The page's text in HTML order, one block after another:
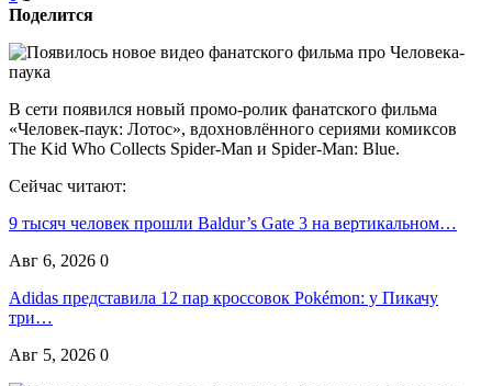
Поделится
В сети появился новый промо-ролик фанатского фильма
«Человек-паук: Лотос», вдохновлённого сериями комиксов
The Kid Who Collects Spider-Man и Spider-Man: Blue.
Сейчас читают:
9 тысяч человек прошли Baldur’s Gate 3 на вертикальном…
Авг 6, 2026 0
Adidas представила 12 пар кроссовок Pokémon: у Пикачу
три…
Авг 5, 2026 0